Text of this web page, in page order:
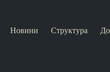
Новини Структура